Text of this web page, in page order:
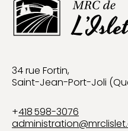
34 rue Fortin,
Saint-Jean-Port-Joli
+418 598-3076